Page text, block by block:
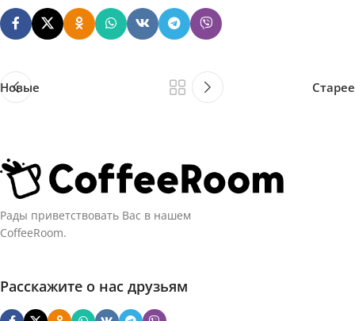
Новые Старее
Рады приветствовать Вас в нашем
CoffeeRoom.
Расскажите о нас друзьям